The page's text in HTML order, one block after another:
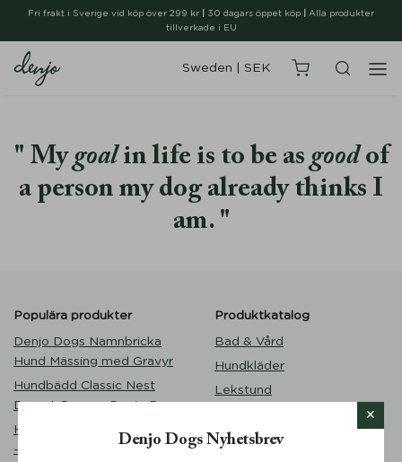
Fri frakt i Sverige vid köp över 299 kr 30 dagars öppet köp
Alla produkter
tillverkade i EU
Sweden SEK
Mygoalin life is to be as goodof
a person my dog already thinks I
am.
Populära produkter
Denjo Dogs Namnbricka
Hund Mässing med Gravyr
Hundbädd Classic Nest
Desert Green - Denjo Dogs
Hundmatskål Forest Green
- Mateus x Denjo
Produktkatalog
Bad & Vård
Hundkläder
Lekstund
Promenad
Denjo Dogs Nyhetsbrev